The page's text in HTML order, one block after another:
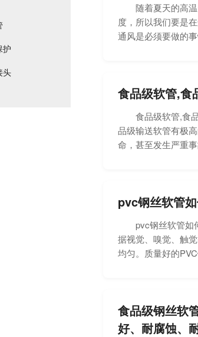
护
头
随着夏天的高温
度，所以我们要是
通风是必须要做的
食品级软管,食
食品级软管,食品
品级输送软管有极
命，甚至发生严重
pvc钢丝软管
pvc钢丝软管如
据视觉、嗅觉、触
均匀。质量好的
食品级钢丝软
好、耐腐蚀、